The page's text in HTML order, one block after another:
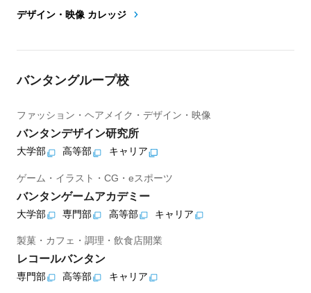
デザイン・映像 カレッジ
バンタングループ校
ファッション・ヘアメイク・デザイン・映像
バンタンデザイン研究所
大学部 高等部 キャリア
ゲーム・イラスト・CG・eスポーツ
バンタンゲームアカデミー
大学部 専門部 高等部 キャリア
製菓・カフェ・調理・飲食店開業
レコールバンタン
専門部 高等部 キャリア